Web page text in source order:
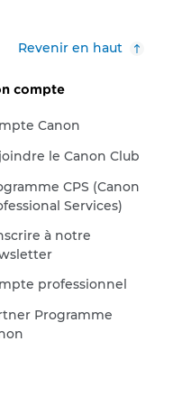
Revenir en haut
compte
Canon
le Canon Club
CPS (Canon
Services)
à notre
professionnel
Programme